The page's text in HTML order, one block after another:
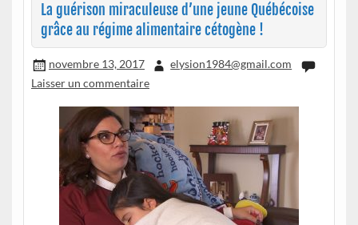
La guérison miraculeuse d’une jeune Québécoise
grâce au régime alimentaire cétogène !
novembre 13, 2017
elysion1984@gmail.com
Laisser un commentaire